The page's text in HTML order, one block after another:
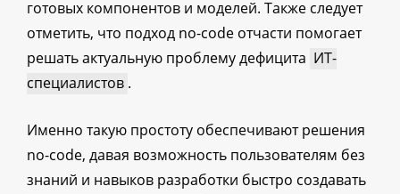
готовых компонентов и моделей. Также следует
отметить, что подход no-code отчасти помогает
решать актуальную проблему дефицита ИТ-
специалистов .
Именно такую простоту обеспечивают решения
no-code, давая возможность пользователям без
знаний и навыков разработки быстро создавать